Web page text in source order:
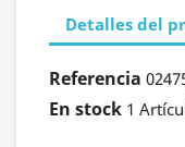
Detalles del
Referencia
En stock 1